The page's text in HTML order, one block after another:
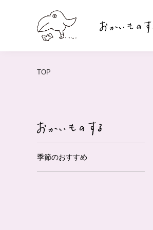
TOP
季節のおすすめ